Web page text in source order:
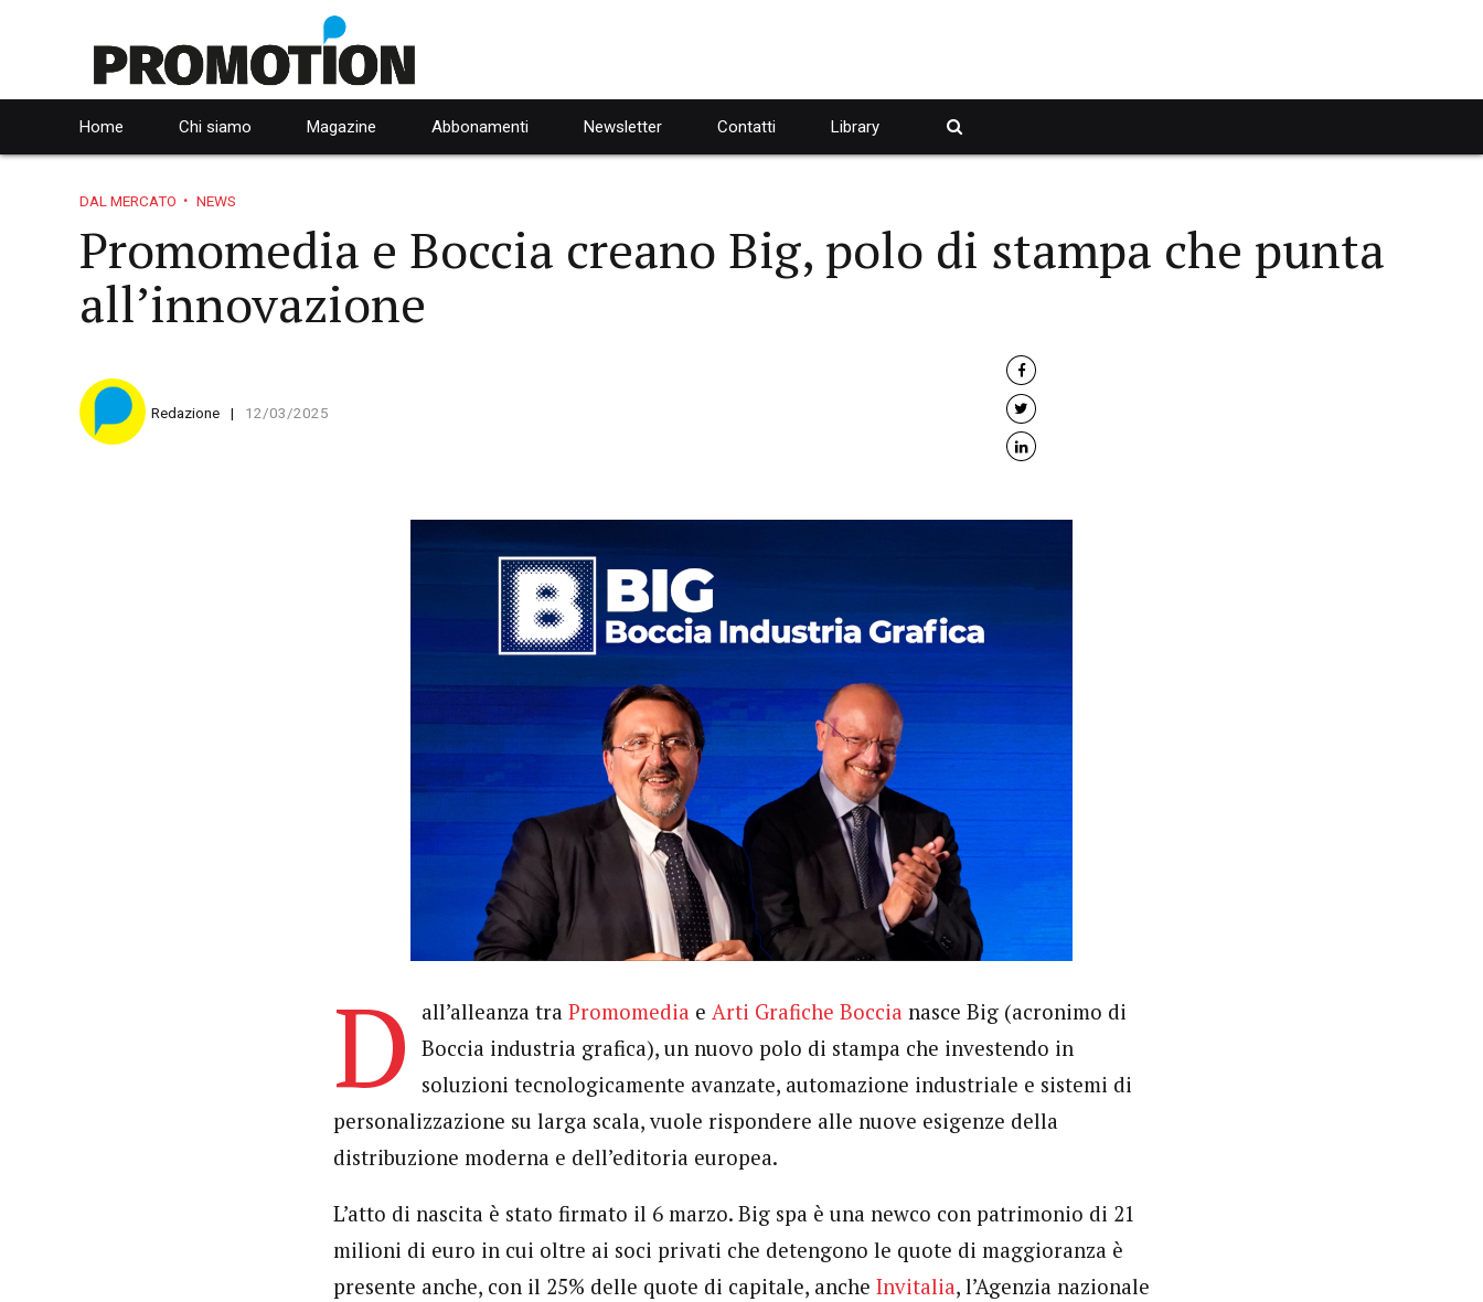
Home Chi siamo Magazine Abbonamenti Newsletter Contatti Library
DAL MERCATO NEWS
Promomedia e Boccia creano Big, polo di stampa che punta
all’innovazione
Redazione 12/03/2025
D all’alleanza tra Promomedia e Arti Grafiche Boccia nasce Big (acronimo di
Boccia industria grafica), un nuovo polo di stampa che investendo in
soluzioni tecnologicamente avanzate, automazione industriale e sistemi di
personalizzazione su larga scala, vuole rispondere alle nuove esigenze della
distribuzione moderna e dell’editoria europea.
L’atto di nascita è stato firmato il 6 marzo. Big spa è una newco con patrimonio di 21
milioni di euro in cui oltre ai soci privati che detengono le quote di maggioranza è
presente anche, con il 25% delle quote di capitale, anche Invitalia, l’Agenzia nazionale